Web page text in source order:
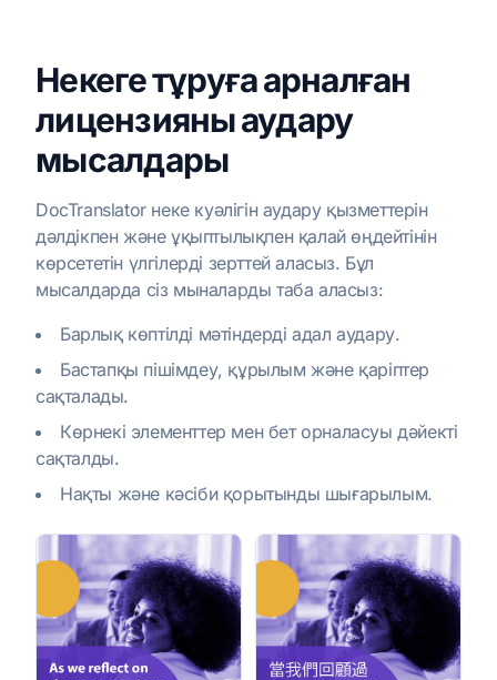
Некеге тұруға арналған
лицензияны аудару
мысалдары
DocTranslator неке куәлігін аудару қызметтерін
дәлдікпен және ұқыптылықпен қалай өңдейтінін
көрсететін үлгілерді зерттей аласыз. Бұл
мысалдарда сіз мыналарды таба аласыз:
Барлық көптілді мәтіндерді адал аудару.
Бастапқы пішімдеу, құрылым және қаріптер
сақталады.
Көрнекі элементтер мен бет орналасуы дәйекті
сақталды.
Нақты және кәсіби қорытынды шығарылым.